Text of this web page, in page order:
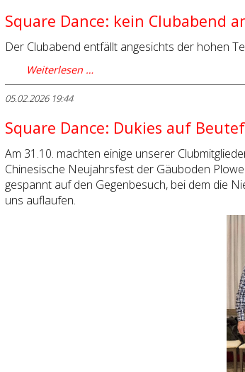
Square Dance: kein Clubabend
Der Clubabend entfällt angesichts der hohen
Weiterlesen …
05.02.2026 19:44
Square Dance: Dukies auf
Am 31.10. machten einige unserer
Chinesische Neujahrsfest der Gäuboden
gespannt auf den Gegenbesuch, bei dem die
uns auflaufen.